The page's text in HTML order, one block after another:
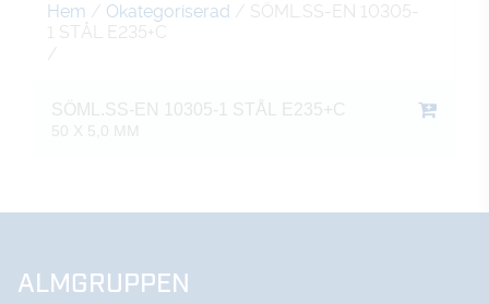
Hem / Okategoriserad / SÖML.SS-EN 10305-
1 STÅL E235+C
/
SÖML.SS-EN 10305-1 STÅL E235+C
50 X 5,0 MM
ALMGRUPPEN